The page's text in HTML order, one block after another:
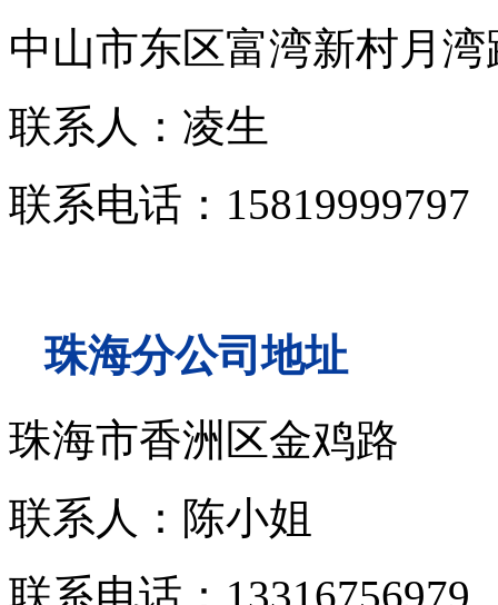
中山市东区富湾新村月湾
联系人：凌生
联系电话：15819999797
珠海分公司地址
珠海市香洲区金鸡路
联系人：陈小姐
联系电话：13316756979